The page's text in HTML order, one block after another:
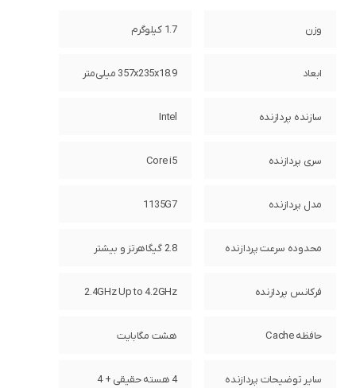
وزن 1.7 کیلوگرم
ابعاد 357x235x18.9 میلی‌متر
سازنده پردازنده Intel
سری پردازنده Core i5
مدل پردازنده 1135G7
محدوده سرعت پردازنده 2.8 گیگاهرتز و بیشتر
فرکانس پردازنده 2.4GHz Up to 4.2GHz
حافظه Cache هشت مگابایت
سایر توضیحات پردازنده
4 هسته حقیقی + 4